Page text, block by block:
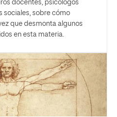
docentes, psicólogos
sociales, sobre cómo
que desmonta algunos
en esta materia.